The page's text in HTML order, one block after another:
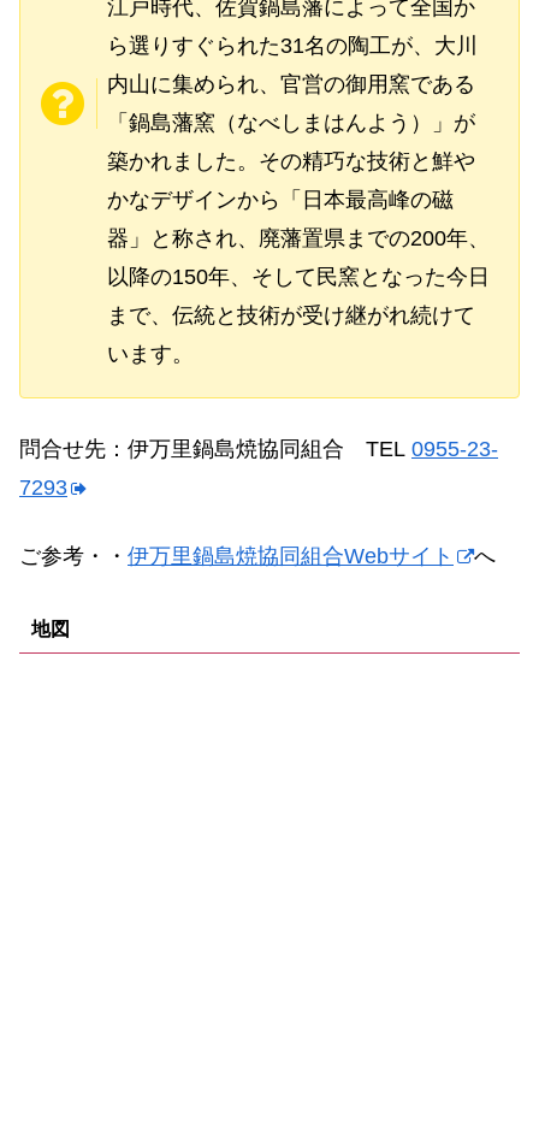
江戸時代、佐賀鍋島藩によって全国か
ら選りすぐられた31名の陶工が、大川
内山に集められ、官営の御用窯である
「鍋島藩窯（なべしまはんよう）」が
築かれました。その精巧な技術と鮮や
かなデザインから「日本最高峰の磁
器」と称され、廃藩置県までの200年、
以降の150年、そして民窯となった今日
まで、伝統と技術が受け継がれ続けて
います。
問合せ先：伊万里鍋島焼協同組合 TEL 0955-23-
7293
ご参考・・ 伊万里鍋島焼協同組合Webサイト へ
地図